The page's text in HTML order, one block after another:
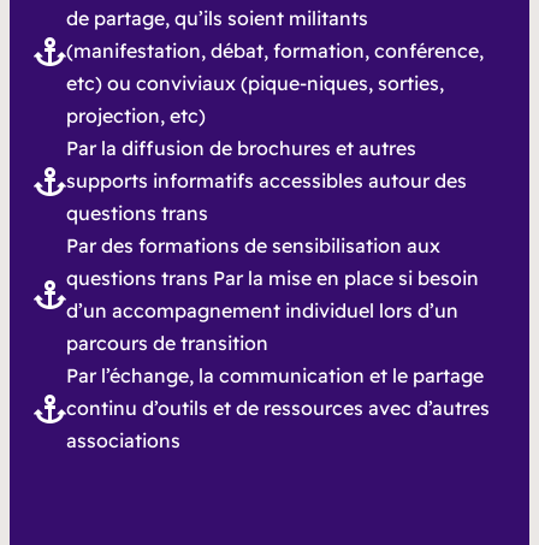
de partage, qu’ils soient militants
(manifestation, débat, formation, conférence,
etc) ou conviviaux (pique-niques, sorties,
projection, etc)
Par la diffusion de brochures et autres
supports informatifs accessibles autour des
questions trans
Par des formations de sensibilisation aux
questions trans Par la mise en place si besoin
d’un accompagnement individuel lors d’un
parcours de transition
Par l’échange, la communication et le partage
continu d’outils et de ressources avec d’autres
associations